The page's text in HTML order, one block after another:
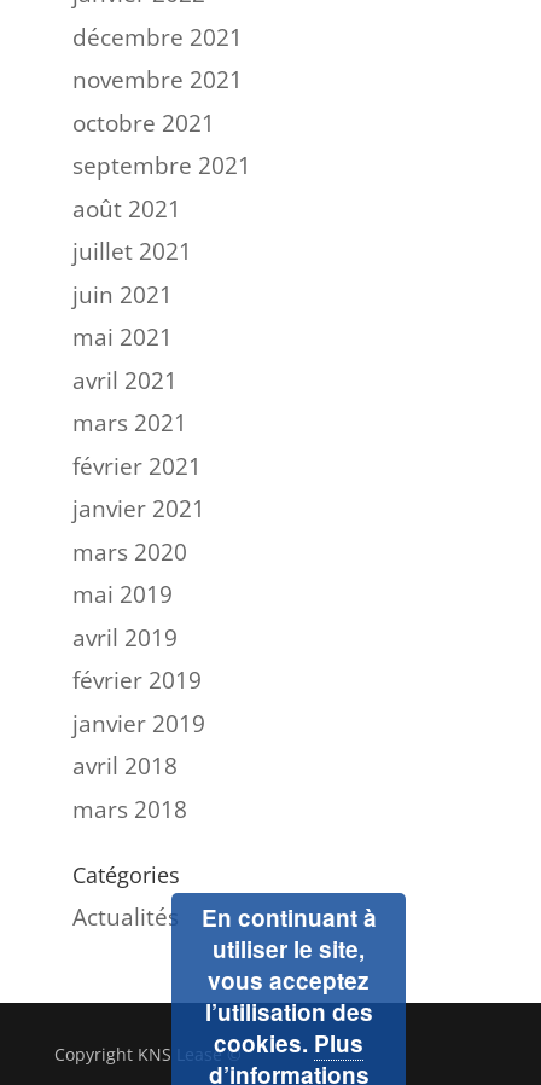
décembre 2021
novembre 2021
octobre 2021
septembre 2021
août 2021
juillet 2021
juin 2021
mai 2021
avril 2021
mars 2021
février 2021
janvier 2021
mars 2020
mai 2019
avril 2019
février 2019
janvier 2019
avril 2018
mars 2018
Catégories
Actualités
Copyright KNS Lease ©
En continuant à
utiliser le site,
vous acceptez
l’utilisation des
cookies. Plus
d’informations